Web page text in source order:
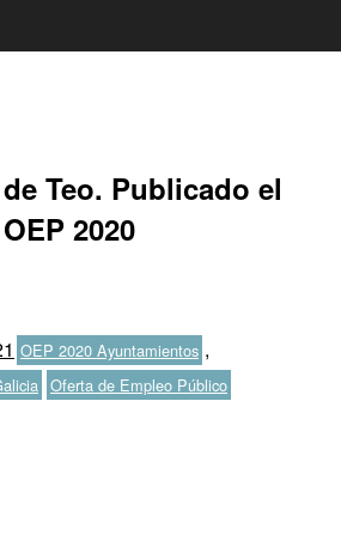
Teo. Publicado el
2020
Categorías
OEP 2020 Ayuntamientos ,
Etiquetas
Oferta de Empleo Público